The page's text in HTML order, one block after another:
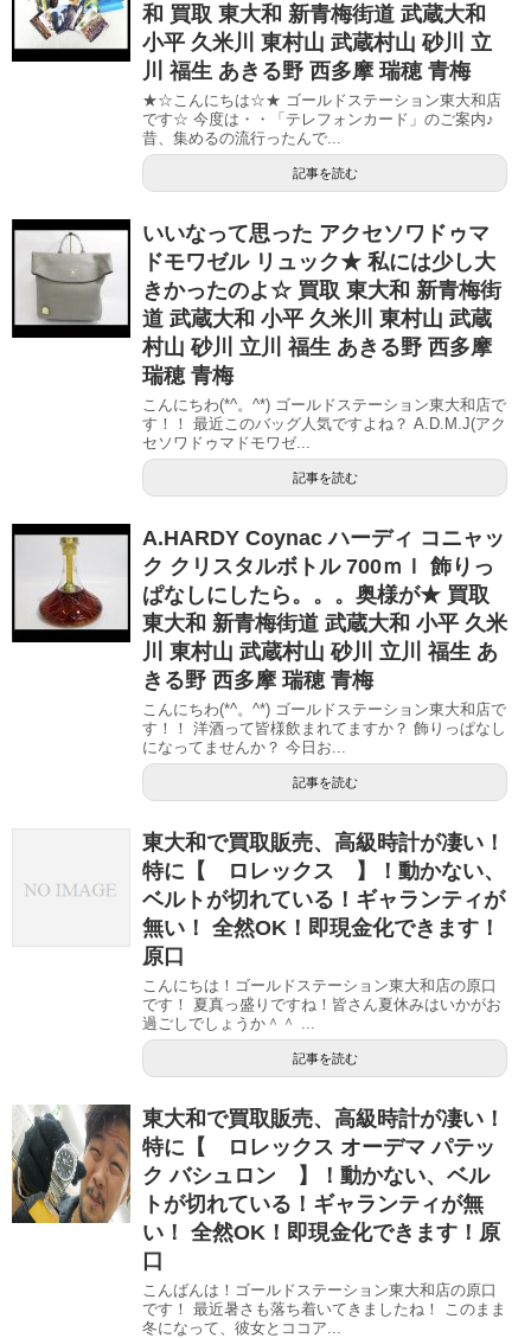
和 買取 東大和 新青梅街道 武蔵大和
小平 久米川 東村山 武蔵村山 砂川 立
川 福生 あきる野 西多摩 瑞穂 青梅
★☆こんにちは☆★ ゴールドステーション東大和店
です☆ 今度は・・「テレフォンカード」のご案内♪
昔、集めるの流行ったんで...
記事を読む
いいなって思った アクセソワドゥマ
ドモワゼル リュック★ 私には少し大
きかったのよ☆ 買取 東大和 新青梅街
道 武蔵大和 小平 久米川 東村山 武蔵
村山 砂川 立川 福生 あきる野 西多摩
瑞穂 青梅
こんにちわ(*^。^*) ゴールドステーション東大和店で
す！！ 最近このバッグ人気ですよね？ A.D.M.J(アク
セソワドゥマドモワゼ...
記事を読む
A.HARDY Coynac ハーディ コニャッ
ク クリスタルボトル 700ｍｌ 飾りっ
ぱなしにしたら。。。奥様が★ 買取
東大和 新青梅街道 武蔵大和 小平 久米
川 東村山 武蔵村山 砂川 立川 福生 あ
きる野 西多摩 瑞穂 青梅
こんにちわ(*^。^*) ゴールドステーション東大和店で
す！！ 洋酒って皆様飲まれてますか？ 飾りっぱなし
になってませんか？ 今日お...
記事を読む
東大和で買取販売、高級時計が凄い！
特に【 ロレックス 】！動かない、
ベルトが切れている！ギャランティが
無い！ 全然OK！即現金化できます！
原口
こんにちは！ゴールドステーション東大和店の原口
です！ 夏真っ盛りですね！皆さん夏休みはいかがお
過ごしでしょうか＾＾ ...
記事を読む
東大和で買取販売、高級時計が凄い！
特に【 ロレックス オーデマ パテッ
ク バシュロン 】！動かない、ベル
トが切れている！ギャランティが無
い！ 全然OK！即現金化できます！原
口
こんばんは！ゴールドステーション東大和店の原口
です！ 最近暑さも落ち着いてきましたね！ このまま
冬になって、彼女とココア...